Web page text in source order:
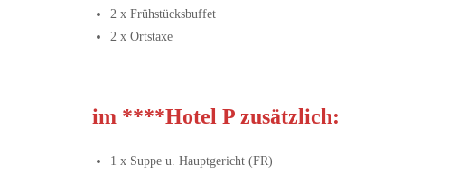
2 x Frühstücksbuffet
2 x Ortstaxe
im ****Hotel P zusätzlich:
1 x Suppe u. Hauptgericht (FR)